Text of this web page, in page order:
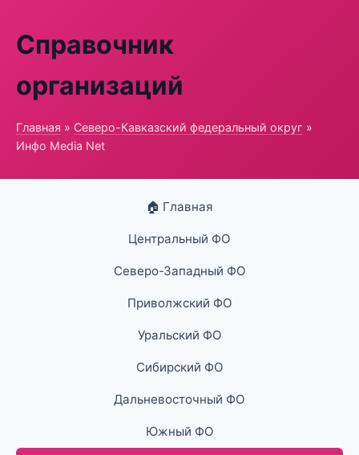
Справочник
организаций
Главная » Северо-Кавказский федеральный округ »
Инфо Media Net
🏠 Главная
Центральный ФО
Северо-Западный ФО
Приволжский ФО
Уральский ФО
Сибирский ФО
Дальневосточный ФО
Южный ФО